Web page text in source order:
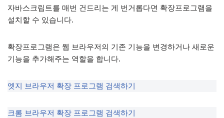
자바스크립트를 매번 건드리는 게 번거롭다면 확장프로그램을
설치할 수 있습니다.
확장프로그램은 웹 브라우저의 기존 기능을 변경하거나 새로운
기능을 추가해주는 역할을 합니다.
엣지 브라우저 확장 프로그램 검색하기
크롬 브라우저 확장 프로그램 검색하기